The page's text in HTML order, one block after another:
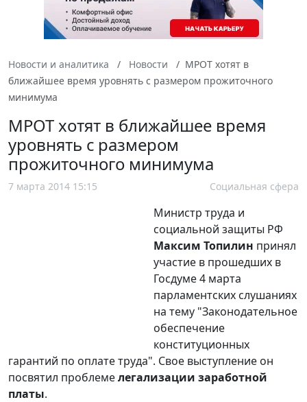
Новости и аналитика Новости
МРОТ хотят в
ближайшее время уровнять с размером прожиточного
минимума
МРОТ хотят в ближайшее время
уровнять с размером
прожиточного минимума
7 марта 2014 15:15 Социальная сфера
Министр труда и
социальной защиты РФ
Максим Топилин принял
участие в прошедших в
Госдуме 4 марта
парламентских слушаниях
на тему "Законодательное
обеспечение
конституционных
гарантий по оплате труда". Свое выступление он
посвятил проблемелегализации заработной
платы.